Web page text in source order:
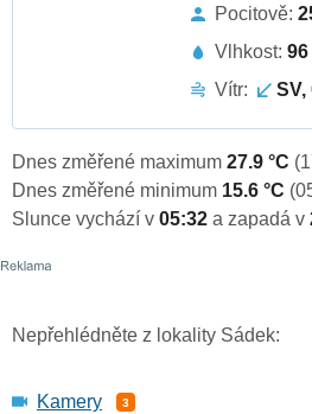
Pocitově:
Vlhkost: 96
Vítr:
SV,
Dnes změřené maximum 27.9 °C
Dnes změřené minimum 15.6 °C
Slunce vychází v 05:32 a zapadá v
Nepřehlédněte z lokality Sádek:
Kamery 3